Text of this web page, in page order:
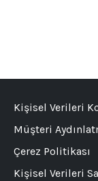
Kişisel Verileri
Müşteri
Çerez Politikası
Kişisel Verileri